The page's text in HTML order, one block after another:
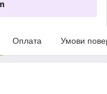
Оплата Умови